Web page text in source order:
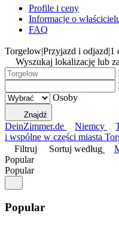
Profile i ceny
Informacje o
FAQ
Torgelow|Przyjazd i odjazd|1
Wyszukaj lokalizację lub
Osoby
Znajdź
DeinZimmer.de Niemcy
i wspólne w części miasta
Filtruj
Sortuj według
Popular
Popular
Popular